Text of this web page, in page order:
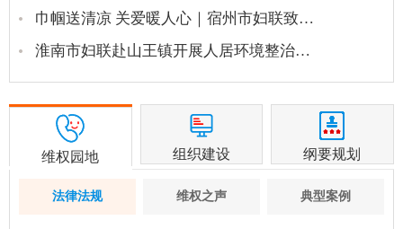
巾帼送清凉 关爱暖人心｜宿州市妇联致…
淮南市妇联赴山王镇开展人居环境整治…
维权园地 组织建设 纲要规划
法律法规 维权之声 典型案例